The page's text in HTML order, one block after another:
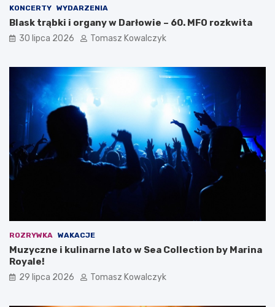
KONCERTY WYDARZENIA
Blask trąbki i organy w Darłowie – 60. MFO rozkwita
30 lipca 2026 Tomasz Kowalczyk
ROZRYWKA WAKACJE
Muzyczne i kulinarne lato w Sea Collection by Marina
Royale!
29 lipca 2026 Tomasz Kowalczyk